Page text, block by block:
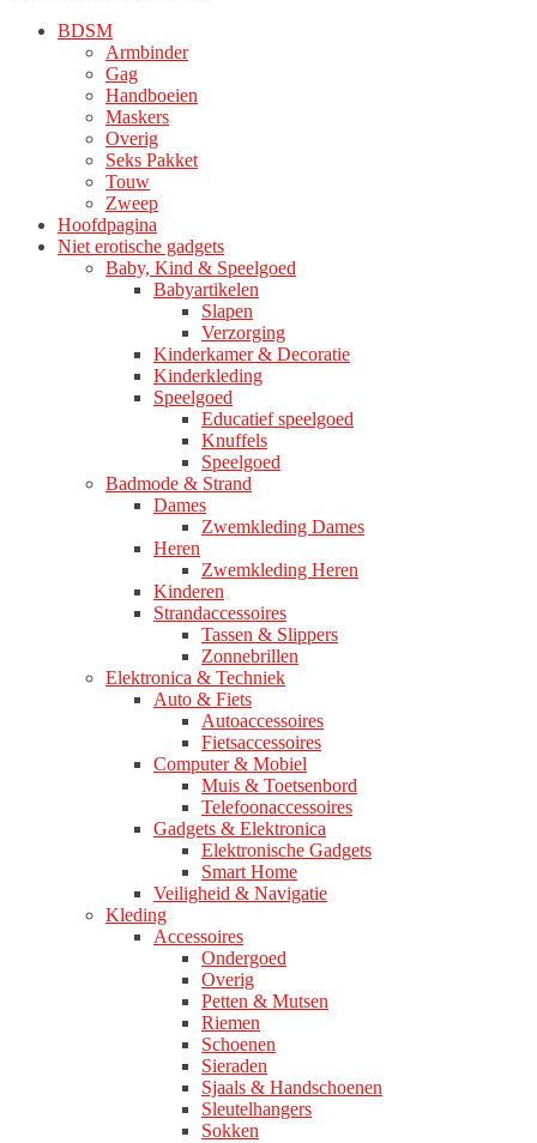
BDSM
Armbinder
Gag
Handboeien
Maskers
Overig
Seks Pakket
Touw
Zweep
Hoofdpagina
Niet erotische gadgets
Baby, Kind & Speelgoed
Babyartikelen
Slapen
Verzorging
Kinderkamer & Decoratie
Kinderkleding
Speelgoed
Educatief speelgoed
Knuffels
Speelgoed
Badmode & Strand
Dames
Zwemkleding Dames
Heren
Zwemkleding Heren
Kinderen
Strandaccessoires
Tassen & Slippers
Zonnebrillen
Elektronica & Techniek
Auto & Fiets
Autoaccessoires
Fietsaccessoires
Computer & Mobiel
Muis & Toetsenbord
Telefoonaccessoires
Gadgets & Elektronica
Elektronische Gadgets
Smart Home
Veiligheid & Navigatie
Kleding
Accessoires
Ondergoed
Overig
Petten & Mutsen
Riemen
Schoenen
Sieraden
Sjaals & Handschoenen
Sleutelhangers
Sokken